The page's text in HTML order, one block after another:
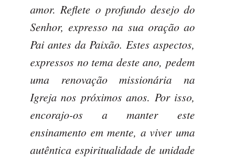
amor. Reflete o profundo desejo do
Senhor, expresso na sua oração ao
Pai antes da Paixão. Estes aspectos,
expressos no tema deste ano, pedem
uma renovação missionária na
Igreja nos próximos anos. Por isso,
encorajo-os a manter este
ensinamento em mente, a viver uma
autêntica espiritualidade de unidade